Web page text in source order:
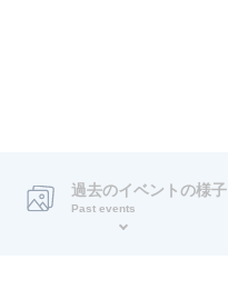
過去のイベントの様子
Past events